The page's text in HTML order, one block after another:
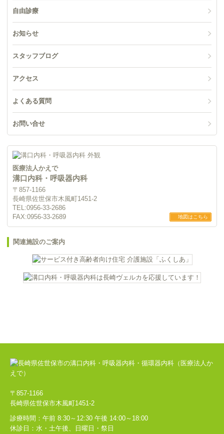
自由診療
お知らせ
スタッフブログ
アクセス
よくある質問
お問い合せ
医療法人かえで
溝口内科・呼吸器内科
〒857-1166
長崎県佐世保市木風町1451-2
TEL:0956-33-2686
FAX:0956-33-2689
地図はこちら
関連施設のご案内
〒857-1166
長崎県佐世保市木風町1451-2
診療時間：午前 8:30～12:30 午後 14:00～18:00
休診日：水・土午後、日曜日・祭日